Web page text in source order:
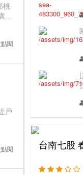
桃
闊
閱
戶
閱
[
台南七股